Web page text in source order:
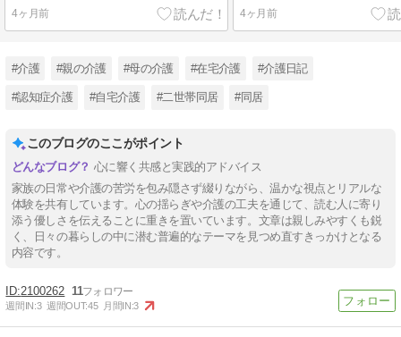
4ヶ月前 4ヶ月前
#介護 #親の介護 #母の介護 #在宅介護 #介護日記
#認知症介護 #自宅介護 #二世帯同居 #同居
このブログのここがポイント
心に響く共感と実践的アドバイス
家族の日常や介護の苦労を包み隠さず綴りながら、温かな視点とリアルな
体験を共有しています。心の揺らぎや介護の工夫を通じて、読む人に寄り
添う優しさを伝えることに重きを置いています。文章は親しみやすくも鋭
く、日々の暮らしの中に潜む普遍的なテーマを見つめ直すきっかけとなる
内容です。
2100262 11
週間IN:3 週間OUT:45 月間IN:3